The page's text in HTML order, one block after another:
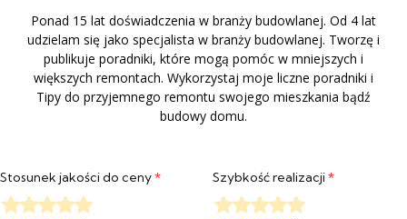
Ponad 15 lat doświadczenia w branży budowlanej. Od 4 lat
udzielam się jako specjalista w branży budowlanej. Tworzę i
publikuje poradniki, które mogą pomóc w mniejszych i
większych remontach. Wykorzystaj moje liczne poradniki i
Tipy do przyjemnego remontu swojego mieszkania bądź
budowy domu.
Stosunek jakości do ceny* Szybkość realizacji*